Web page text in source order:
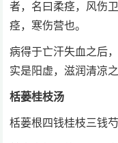
者，名曰柔痉，风伤
痉，寒伤营也。
病得于亡汗失血之后
实是阳虚，滋润清凉
栝蒌桂枝汤
栝蒌根四钱桂枝三钱